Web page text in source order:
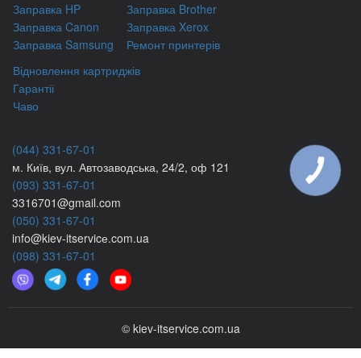
Заправка HP
Заправка Canon
Заправка Samsung
Заправка Brother
Заправка Xerox
Ремонт принтерів
Відновлення картриджів
Гарантіі
Чаво
(044) 331-67-01
м. Київ, вул. Автозаводська, 24/2, оф 121
(093) 331-67-01
3316701@gmail.com
(050) 331-67-01
info@kiev-itservicе.com.ua
(098) 331-67-01
© kiev-itservice.com.ua
КНОПКА
ЗВ'ЯЗКУ